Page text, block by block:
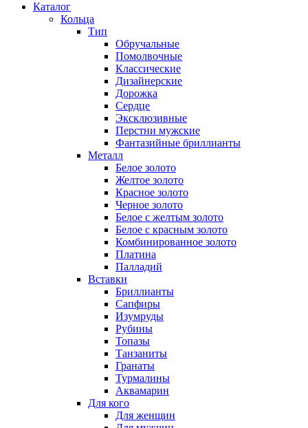
Каталог
Кольца
Тип
Обручальные
Помолвочные
Классические
Дизайнерские
Дорожка
Сердце
Эксклюзивные
Перстни мужские
Фантазийные бриллианты
Металл
Белое золото
Желтое золото
Красное золото
Черное золото
Белое с желтым золото
Белое с красным золото
Комбинированное золото
Платина
Палладий
Вставки
Бриллианты
Сапфиры
Изумруды
Рубины
Топазы
Танзаниты
Гранаты
Турмалины
Аквамарин
Для кого
Для женщин